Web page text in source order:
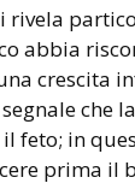
rivela
abbia
crescita
che
feto; in
prima il